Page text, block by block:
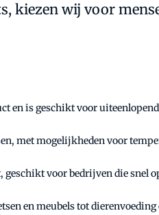
kiezen wij voor
en is geschikt voor
met mogelijkheden voor
voor bedrijven die snel
en meubels tot dierenvoeding